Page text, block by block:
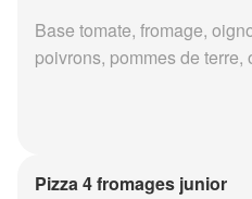
Base tomate, fromage,
poivrons, pommes de terre,
Pizza 4 fromages junior